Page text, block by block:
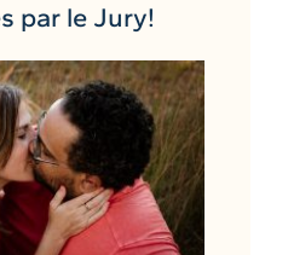
par le Jury!